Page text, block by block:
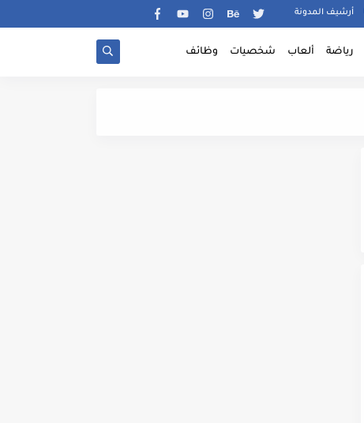
أرشيف المدونة
رياضة ألعاب شخصيات وظائف